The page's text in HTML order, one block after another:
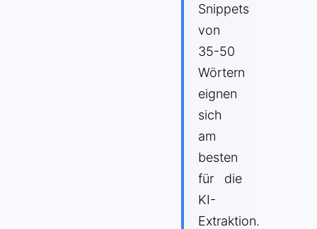
Snippets
von
35-50
Wörtern
eignen
sich
am
besten
für die
KI-
Extraktion.